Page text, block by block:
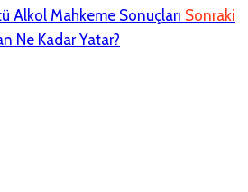
Alkol Mahkeme Sonuçları Sonraki
Ne Kadar Yatar?